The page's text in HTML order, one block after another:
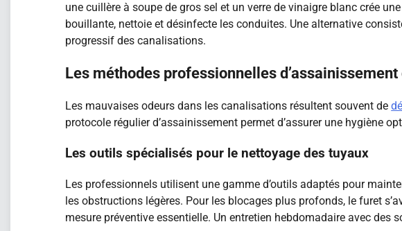
une cuillère à soupe de gros sel et un verre de vinaigre blanc crée
bouillante, nettoie et désinfecte les conduites. Une alternative
progressif des canalisations.
Les méthodes professionnelles
Les mauvaises odeurs dans les canalisations résultent souvent de
protocole régulier d’assainissement permet d’assurer une hygiène
Les outils spécialisés pour le nettoyage des tuyaux
Les professionnels utilisent une gamme d’outils adaptés pour
les obstructions légères. Pour les blocages plus profonds, le furet
mesure préventive essentielle. Un entretien hebdomadaire avec